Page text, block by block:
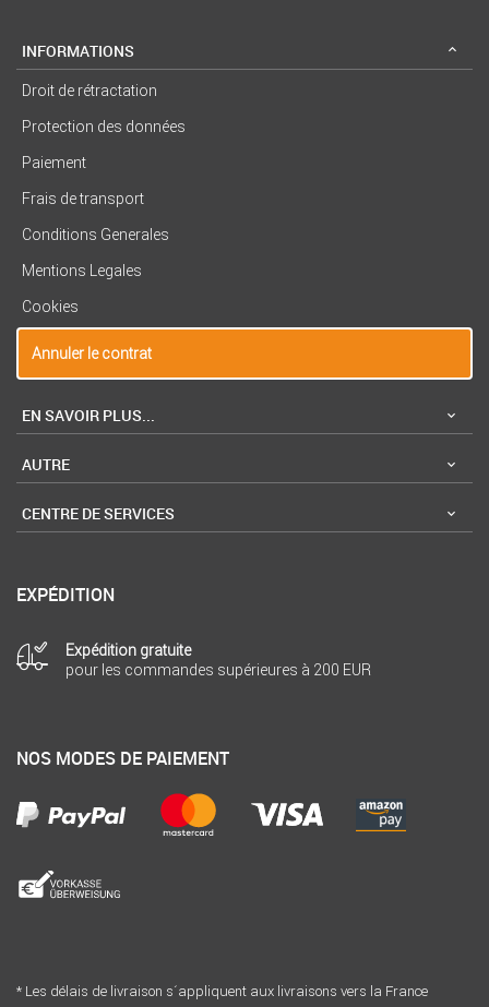
INFORMATIONS
Droit de rétractation
Protection des données
Paiement
Frais de transport
Conditions Generales
Mentions Legales
Cookies
Annuler le contrat
EN SAVOIR PLUS...
AUTRE
CENTRE DE SERVICES
EXPÉDITION
Expédition gratuite
pour les commandes supérieures à 200 EUR
NOS MODES DE PAIEMENT
* Les délais de livraison s´appliquent aux livraisons vers la France